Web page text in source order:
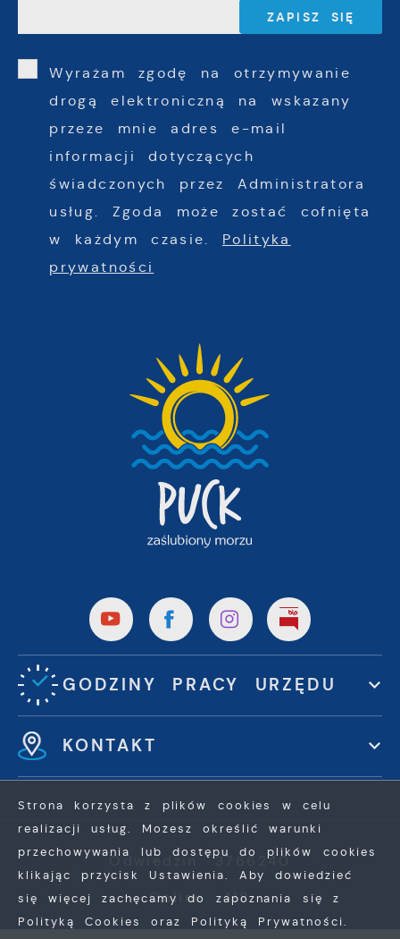
Wyrażam zgodę na otrzymywanie
drogą elektroniczną na wskazany
przeze mnie adres e-mail
informacji dotyczących
świadczonych przez Administratora
usług. Zgoda może zostać cofnięta
w każdym czasie. Polityka
prywatności
GODZINY PRACY URZĘDU
KONTAKT
Odwiedzin: 3766240
Online: 418
Strona korzysta z plików cookies w celu
realizacji usług. Możesz określić warunki
przechowywania lub dostępu do plików cookies
klikając przycisk Ustawienia. Aby dowiedzieć
się więcej zachęcamy do zapoznania się z
Polityką Cookies oraz Polityką Prywatności.